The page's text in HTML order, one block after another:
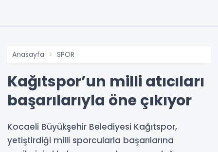
Anasayfa SPOR
Kağıtspor’un milli atıcıları
başarılarıyla öne çıkıyor
Kocaeli Büyükşehir Belediyesi Kağıtspor,
yetiştirdiği milli sporcularla başarılarına